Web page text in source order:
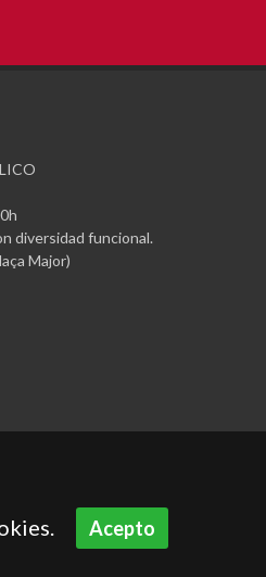
diversidad funcional.
Major)
Acepto